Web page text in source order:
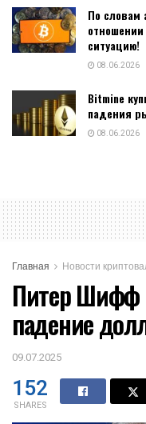
По словам
ситуацию!
08.06.2026
Bitmine
падения
08.06.2026
Главная Новости
Питер Шифф
падение
09.07.2025
152
SHARES